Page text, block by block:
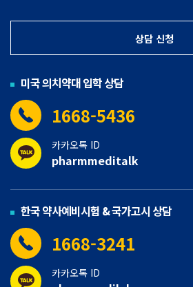
상담 신청
미국 의치약대 입학 상담
1668-5436
카카오톡 ID
pharmmeditalk
한국 약사예비시험 & 국가고시 상담
1668-3241
카카오톡 ID